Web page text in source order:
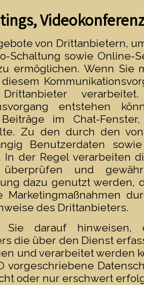
von Drittanbietern,
Schaltung sowie Online-
ermöglichen. Wenn Sie
entstehen
Beiträge im Chat-
Zu den durch den
Benutzerdaten
In der Regel verarbeiten
und
dazu genutzt werden,
Marketingmaßnahmen
des Drittanbieters.
Sie darauf
die über den Dienst
und verarbeitet werden
vorgeschriebene
oder nur erschwert